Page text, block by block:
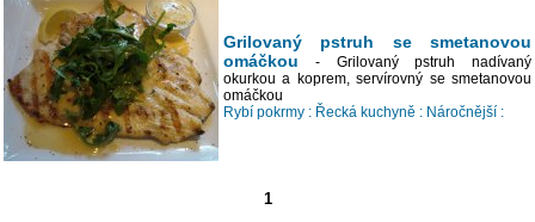
Grilovaný pstruh se smetanovou
omáčkou - Grilovaný pstruh nadívaný
okurkou a koprem, servírovný se smetanovou
omáčkou
Rybí pokrmy : Řecká kuchyně : Náročnější :
1